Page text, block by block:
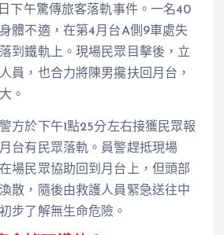
下午驚傳旅客落軌事件。一名40
體不適，在第4月台A側9車處失
到鐵軌上。現場民眾目擊後，立
員，也合力將陳男攙扶回月台，
。
方於下午1點25分左右接獲民眾報
台有民眾落軌。員警趕抵現場
場民眾協助回到月台上，但頭部
散，隨後由救護人員緊急送往中
步了解無生命危險。